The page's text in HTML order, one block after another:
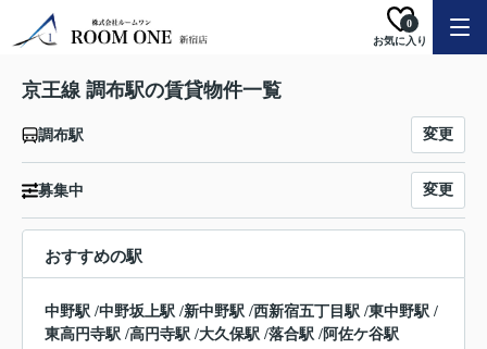
お気に入り
0
京王線 調布駅の賃貸物件一覧
調布駅 変更
募集中 変更
おすすめの駅
中野駅 /中野坂上駅 /新中野駅 /西新宿五丁目駅 /東中野駅 /
東高円寺駅 /高円寺駅 /大久保駅 /落合駅 /阿佐ケ谷駅